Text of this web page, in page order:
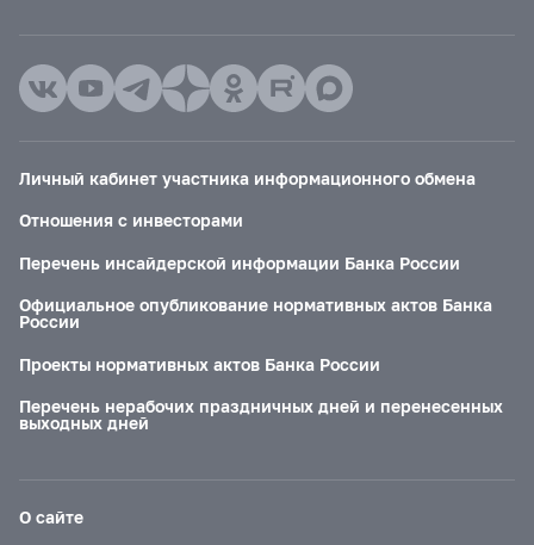
Личный кабинет участника информационного обмена
Отношения с инвесторами
Перечень инсайдерской информации Банка России
Официальное опубликование нормативных актов Банка
России
Проекты нормативных актов Банка России
Перечень нерабочих праздничных дней и перенесенных
выходных дней
О сайте